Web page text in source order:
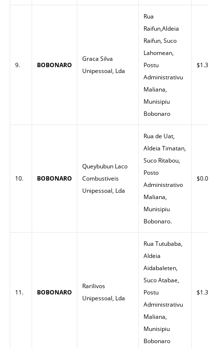
9. BOBONARO
Graca Silva
Unipessoal, Lda
Rua
Raifun,Aldeia
Raifun, Suco
Lahomean,
Postu
Administrativu
Maliana,
Munisipiu
Bobonaro
$1.32
10. BOBONARO
Queybubun Laco
Combustiveis
Unipessoal, Lda
Rua de Uat,
Aldeia Timatan,
Suco Ritabou,
Posto
Administrativo
Maliana,
Munisipiu
Bobonaro.
$0.00
11. BOBONARO
Rarilivos
Unipessoal, Lda
Rua Tutubaba,
Aldeia
Aidabaleten,
Suco Atabae,
Postu
Administrativu
Maliana,
Munisipiu
Bobonaro
$1.34